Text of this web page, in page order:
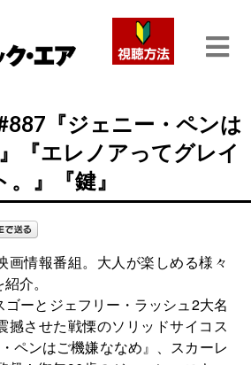
『ジェニー・ペンは
『エレノアってグレイ
。』『鍵』
画情報番組。大人が楽しめる様々
介。
ーとジェフリー・ラッシュ2大名
撼させた戦慄のソリッドサイコス
ペンはご機嫌ななめ』、スカーレ